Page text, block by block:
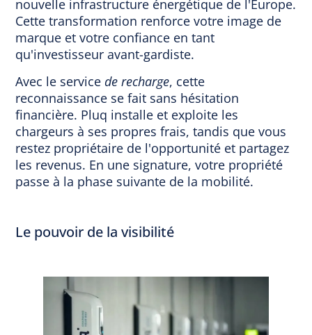
nouvelle infrastructure énergétique de l'Europe.
Cette transformation renforce votre image de
marque et votre confiance en tant
qu'investisseur avant-gardiste.
Avec le servicede recharge, cette
reconnaissance se fait sans hésitation
financière. Pluq installe et exploite les
chargeurs à ses propres frais, tandis que vous
restez propriétaire de l'opportunité et partagez
les revenus. En une signature, votre propriété
passe à la phase suivante de la mobilité.
Le pouvoir de la visibilité